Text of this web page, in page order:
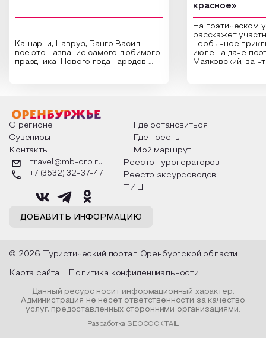
Кашарни, Навруз, Банго Васил –
все это название самого любимого
праздника Нового года народов
о том, как встречают новый год в
разных уголках страны, какие
обряды совершают на удачу и
благополучие, в чем схожи и
различаются традиции. Кто такой
Дед Мороз и откуда он пришел, как
его называют в разных уголках
страны и как появились елочные
красное»
На поэтическом
расскажет
необычное
июле на даче
Маяковский, за
Твардовского и
каждой строчке
восхищение
яркому времени
О регионе
Где остановиться
Сувениры
Где поесть
Контакты
Мой маршрут
ДОБАВИТЬ ИНФОРМАЦИЮ
travel@mb-orb.ru
+7 (3532) 32-37-47
Реестр туроператоров
Реестр эксурсоводов
ТИЦ
© 2026 Туристический портал Оренбургской области
Карта сайта Политика конфиденциальности
Данный ресурс носит информационный характер.
Администрация не несет ответственности за качество
услуг, предоставленных сторонними организациями.
Разработка SEOCOCKTAIL